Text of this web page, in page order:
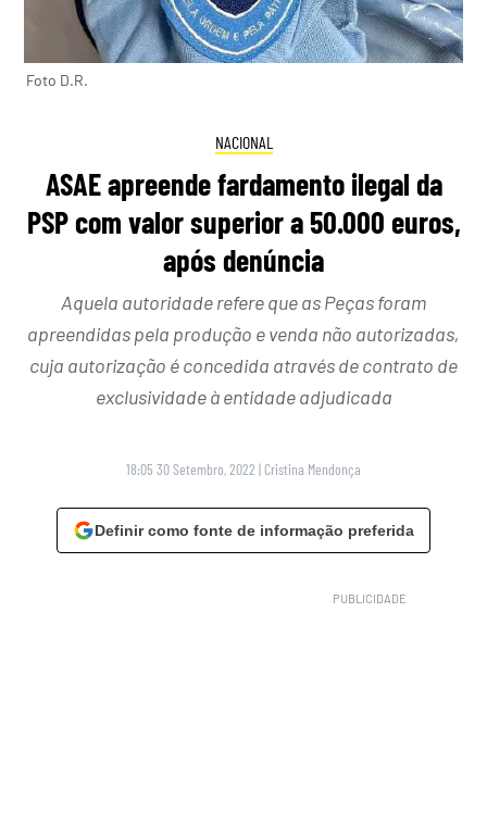
Foto D.R.
NACIONAL
ASAE apreende fardamento ilegal da
PSP com valor superior a 50.000 euros,
após denúncia
Aquela autoridade refere que as Peças foram
apreendidas pela produção e venda não autorizadas,
cuja autorização é concedida através de contrato de
exclusividade à entidade adjudicada
18:05 30 Setembro, 2022 | Cristina Mendonça
Definir como fonte de informação preferida